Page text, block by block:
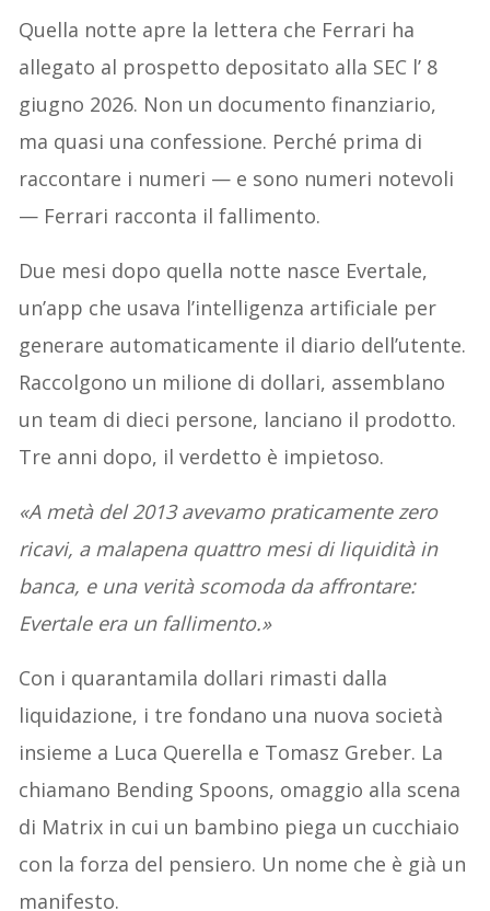
Quella notte apre la lettera che Ferrari ha
allegato al prospetto depositato alla SEC l’ 8
giugno 2026. Non un documento finanziario,
ma quasi una confessione. Perché prima di
raccontare i numeri — e sono numeri notevoli
— Ferrari racconta il fallimento.
Due mesi dopo quella notte nasce Evertale,
un’app che usava l’intelligenza artificiale per
generare automaticamente il diario dell’utente.
Raccolgono un milione di dollari, assemblano
un team di dieci persone, lanciano il prodotto.
Tre anni dopo, il verdetto è impietoso.
«A metà del 2013 avevamo praticamente zero
ricavi, a malapena quattro mesi di liquidità in
banca, e una verità scomoda da affrontare:
Evertale era un fallimento.»
Con i quarantamila dollari rimasti dalla
liquidazione, i tre fondano una nuova società
insieme a Luca Querella e Tomasz Greber. La
chiamano Bending Spoons, omaggio alla scena
di Matrix in cui un bambino piega un cucchiaio
con la forza del pensiero. Un nome che è già un
manifesto.